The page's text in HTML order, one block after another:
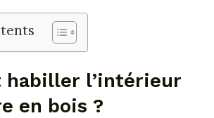
habiller l’intérieur
en bois ?